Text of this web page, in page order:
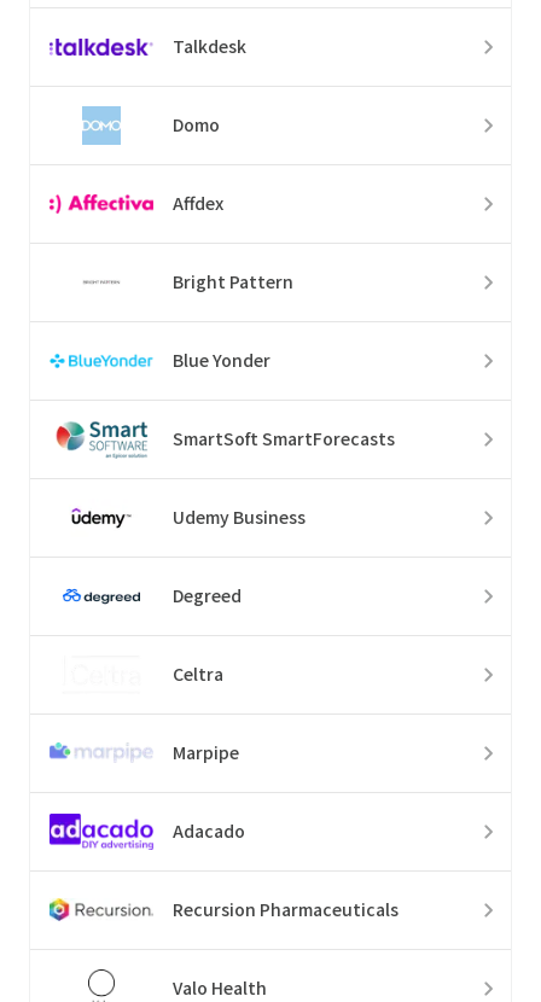
Talkdesk
Domo
Affdex
Bright Pattern
Blue Yonder
SmartSoft SmartForecasts
Udemy Business
Degreed
Celtra
Marpipe
Adacado
Recursion Pharmaceuticals
Valo Health